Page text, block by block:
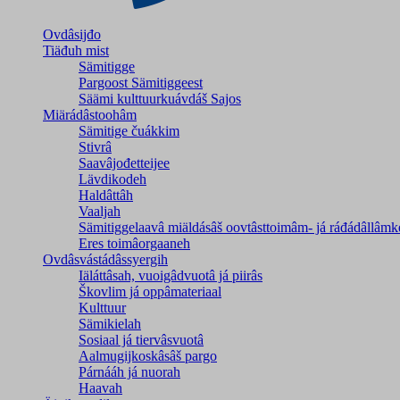
Ovdâsijđo
Tiäđuh mist
Sämitigge
Pargoost Sämitiggeest
Säämi kulttuurkuávdáš Sajos
Miärádâstoohâm
Sämitige čuákkim
Stivrâ
Saavâjođetteijee
Lävdikodeh
Haldâttâh
Vaaljah
Sämitiggelaavâ miäldásâš oovtâsttoimâm- já
Eres toimâorgaaneh
Ovdâsvástádâssyergih
Iäláttâsah, vuoigâdvuotâ já piirâs
Škovlim já oppâmateriaal
Kulttuur
Sämikielah
Sosiaal já tiervâsvuotâ
Aalmugijkoskâsâš pargo
Párnááh já nuorah
Haavah